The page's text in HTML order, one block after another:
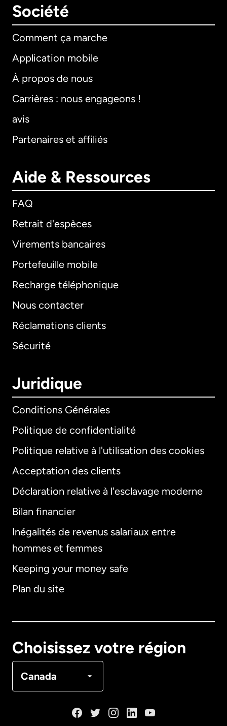
Société
Comment ça marche
Application mobile
À propos de nous
Carrières : nous engageons !
avis
Partenaires et affiliés
Aide & Ressources
FAQ
Retrait d'espèces
Virements bancaires
Portefeuille mobile
Recharge téléphonique
Nous contacter
Réclamations clients
Sécurité
Juridique
Conditions Générales
Politique de confidentialité
Politique relative à l'utilisation des cookies
Acceptation des clients
Déclaration relative à l'esclavage moderne
Bilan financier
Inégalités de revenus salariaux entre
hommes et femmes
Keeping your money safe
Plan du site
Choisissez votre région
Canada
International
Allemagne
Français